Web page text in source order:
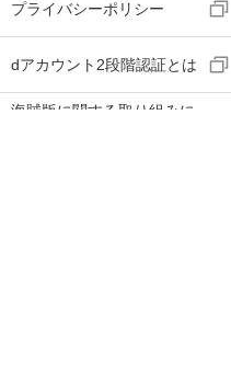
プライバシーポリシー
dアカウント2段階認証とは
海賊版に関する取り組みに